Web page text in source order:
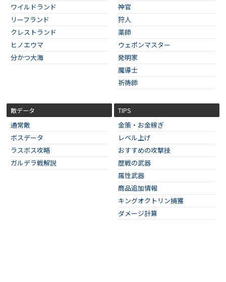
ワイルドランド
リーフランド
クレストランド
ヒノエウマ
分かつ大海
神官
狩人
薬師
ウェポンマスター
発明家
魔導士
祈祷師
敵データ
通常敵
ボスデータ
ラスボス攻略
ガルデラ戦解説
TIPS
金策・お金稼ぎ
レベル上げ
おすすめの攻撃技
歴戦の武器
属性武器
商品追加情報
キングオクトリン捕獲
ダメージ計算